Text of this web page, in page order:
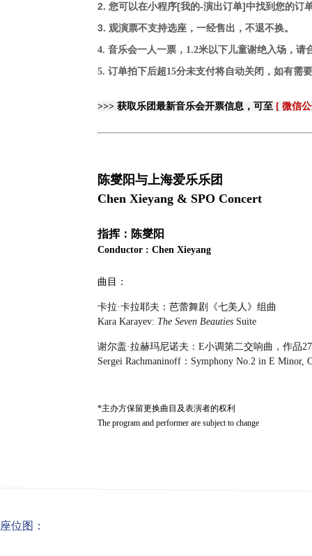
2. 您可以在小程序[我的-演出订单]中找到您的订
3. 观演票不支持选座，一经售出，不退不换。
4. 音乐会一人一票，1.2米以下儿童谢绝入场，请
5. 订单拍下后超15分未支付将自动关闭，如有需
>>> 获取乐团最新音乐会开票信息，可至 [ 微信
陈燮阳与上海爱乐乐团
Chen Xieyang & SPO Concert
指挥：陈燮阳
Conductor : Chen Xieyang
曲目：
卡拉·卡拉耶夫：芭蕾舞剧《七美人》组曲
Kara Karayev: The Seven Beauties Suite
谢尔盖·拉赫玛尼诺夫：E小调第二交响曲，作品27
Sergei Rachmaninoff：Symphony No.2 in E Minor,
*主办方保留更换曲目及表演者的权利
The program and performer are subject to change
座位图：